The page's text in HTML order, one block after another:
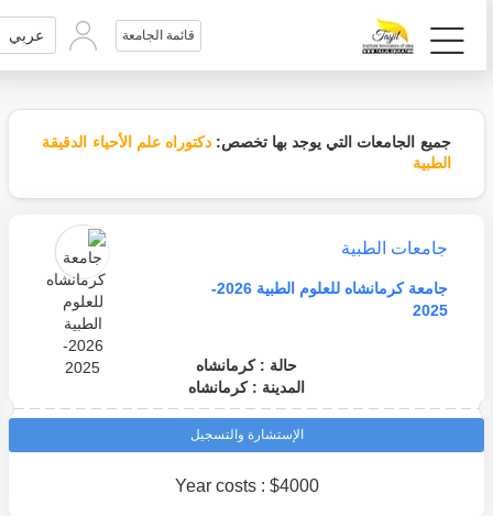
قائمة الجامعة عربي
جميع الجامعات التي يوجد بها تخصص:دكتوراه علم الأحياء الدقيقة
الطبية
جامعات الطبية
جامعة كرمانشاه للعلوم الطبية 2026-
2025
حالة : كرمانشاه
المدينة : كرمانشاه
الإستشارة والتسجيل
Year costs : $4000